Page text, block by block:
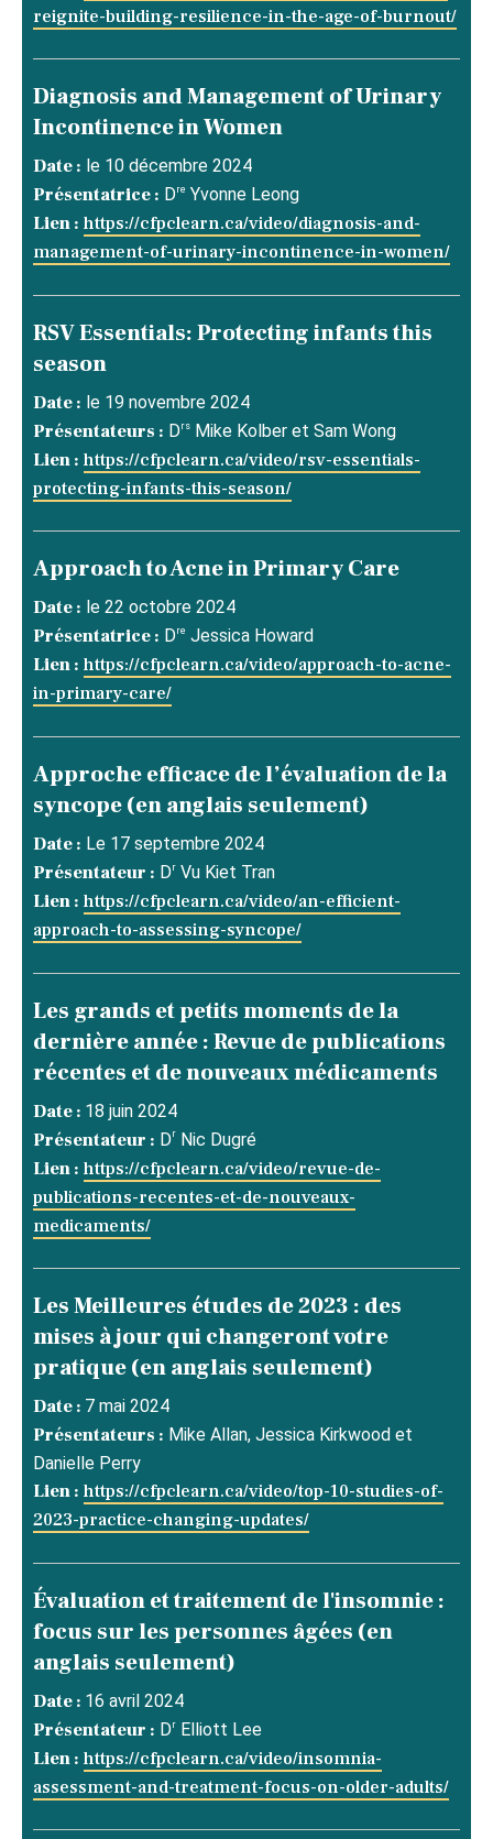
reignite-building-resilience-in-the-age-of-burnout/
Diagnosis and Management of Urinary
Incontinence in Women
Date : le 10 décembre 2024
Présentatrice : Dre Yvonne Leong
Lien : https://cfpclearn.ca/video/diagnosis-and-
management-of-urinary-incontinence-in-women/
RSV Essentials: Protecting infants this
season
Date : le 19 novembre 2024
Présentateurs : Drs Mike Kolber et Sam Wong
Lien : https://cfpclearn.ca/video/rsv-essentials-
protecting-infants-this-season/
Approach to Acne in Primary Care
Date : le 22 octobre 2024
Présentatrice : Dre Jessica Howard
Lien : https://cfpclearn.ca/video/approach-to-acne-
in-primary-care/
Approche efficace de l’évaluation de la
syncope (en anglais seulement)
Date : Le 17 septembre 2024
Présentateur : Dr Vu Kiet Tran
Lien : https://cfpclearn.ca/video/an-efficient-
approach-to-assessing-syncope/
Les grands et petits moments de la
dernière année : Revue de publications
récentes et de nouveaux médicaments
Date : 18 juin 2024
Présentateur : Dr Nic Dugré
Lien : https://cfpclearn.ca/video/revue-de-
publications-recentes-et-de-nouveaux-
medicaments/
Les Meilleures études de 2023 : des
mises à jour qui changeront votre
pratique (en anglais seulement)
Date : 7 mai 2024
Présentateurs : Mike Allan, Jessica Kirkwood et
Danielle Perry
Lien : https://cfpclearn.ca/video/top-10-studies-of-
2023-practice-changing-updates/
Évaluation et traitement de l'insomnie :
focus sur les personnes âgées (en
anglais seulement)
Date : 16 avril 2024
Présentateur : Dr Elliott Lee
Lien : https://cfpclearn.ca/video/insomnia-
assessment-and-treatment-focus-on-older-adults/